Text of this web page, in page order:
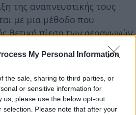
My Personal Information
the sale, sharing to third parties, or
or sensitive information for
us, please use the below opt-out
selection. Please note that after your
της αναπνευστικής τους
με μια μέθοδο που
θετική πίεση των αεραγωγών
Airway Pressure «CPAP»), η
στην θεραπεία της
άπνοιας.